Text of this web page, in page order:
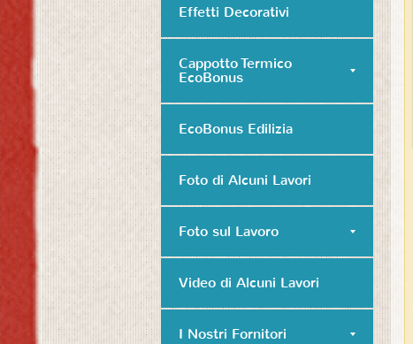
Effetti Decorativi
Cappotto Termico
EcoBonus
EcoBonus Edilizia
Foto di Alcuni Lavori
Foto sul Lavoro
Video di Alcuni Lavori
I Nostri Fornitori